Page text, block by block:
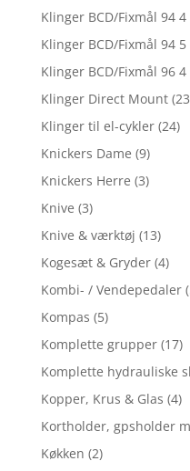
Klinger BCD/Fixmål 94
Klinger BCD/Fixmål 94
Klinger BCD/Fixmål 96
Klinger Direct Mount
Klinger til el-cykler (24)
Knickers Dame (9)
Knickers Herre (3)
Knive (3)
Knive & værktøj (13)
Kogesæt & Gryder (4)
Kombi- / Vendepedaler
Kompas (5)
Komplette grupper (17)
Komplette hydrauliske
Kopper, Krus & Glas (4)
Kortholder, gpsholder
Køkken (2)